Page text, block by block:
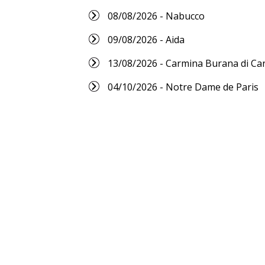
08/08/2026 - Nabucco
09/08/2026 - Aida
13/08/2026 - Carmina Burana di
04/10/2026 - Notre Dame de Paris